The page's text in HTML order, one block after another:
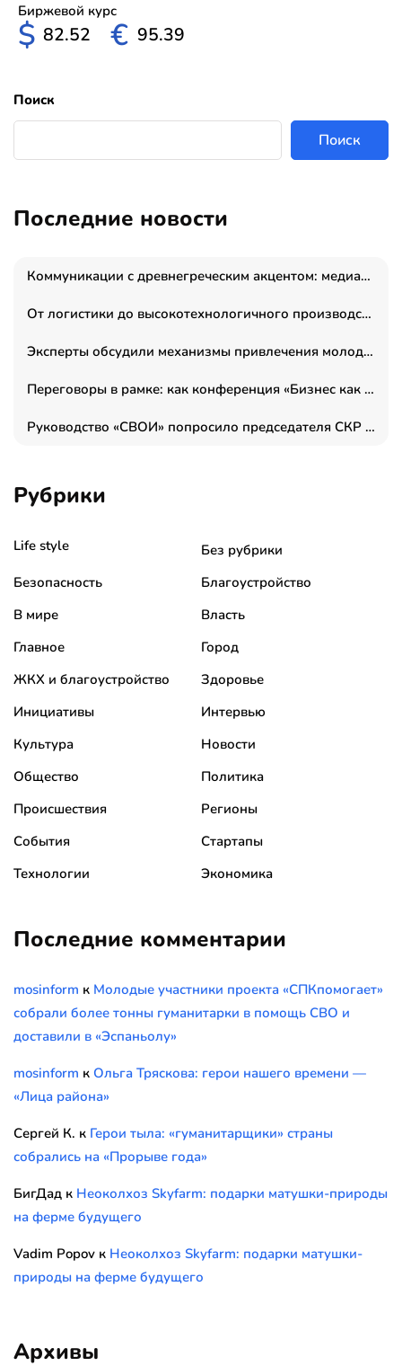
Биржевой курс
$ 82.52 € 95.39
Поиск
Поиск
Последние новости
Коммуникации с древнегреческим акцентом: медиаменеджер и журналист Владимир Дергачев запустил коммуникационное агентство «Сократ 2.0»
От логистики до высокотехнологичного производства: как основатель “гагаринга” выстраивает экосистему безопасности и гражданских БПЛА
Эксперты обсудили механизмы привлечения молодых специалистов в промышленные города
Переговоры в рамке: как конференция «Бизнес как искусство» переформатирует деловой этикет в стенах ТПП РФ
Руководство «СВОИ» попросило председателя СКР дать правовую оценку обысков в тыловом штабе
Рубрики
Life style
Без рубрики
Безопасность
Благоустройство
В мире
Власть
Главное
Город
ЖКХ и благоустройство
Здоровье
Инициативы
Интервью
Культура
Новости
Общество
Политика
Происшествия
Регионы
События
Стартапы
Технологии
Экономика
Последние комментарии
mosinform к Молодые участники проекта «СПКпомогает»
собрали более тонны гуманитарки в помощь СВО и
доставили в «Эспаньолу»
mosinform к Ольга Тряскова: герои нашего времени —
«Лица района»
Сергей К. к Герои тыла: «гуманитарщики» страны
собрались на «Прорыве года»
БигДад к Неоколхоз Skyfarm: подарки матушки-природы
на ферме будущего
Vadim Popov к Неоколхоз Skyfarm: подарки матушки-
природы на ферме будущего
Архивы